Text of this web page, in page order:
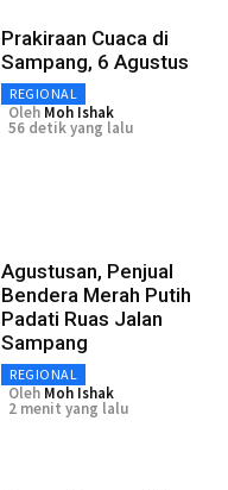
Prakiraan Cuaca di
Sampang, 6 Agustus
REGIONAL
Oleh Moh Ishak
56 detik yang lalu
Agustusan, Penjual
Bendera Merah Putih
Padati Ruas Jalan
Sampang
REGIONAL
Oleh Moh Ishak
2 menit yang lalu